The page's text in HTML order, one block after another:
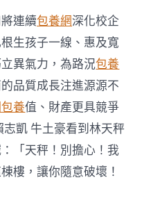
連續包養網深化校企
生孩子一線、惠及寬
異氣力，為路況包養
品質成長注進源源不
養值、財產更具競爭
凱 牛土豪看到林天秤
「天秤！別擔心！我
樓，讓你隨意破壞！